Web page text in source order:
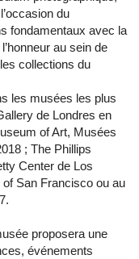
du
fondamentaux avec la
au sein de
collections du
les musées les plus
de Londres en
of Art, Musées
; The Phillips
Center de Los
San Francisco ou au
proposera une
événements